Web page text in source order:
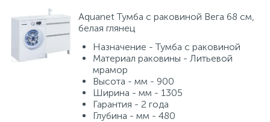
Aquanet Тумба с раковиной Вега 68 см,
белая глянец
Назначение - Тумба с раковиной
Материал раковины - Литьевой
мрамор
Высота - мм - 900
Ширина - мм - 1305
Гарантия - 2 года
Глубина - мм - 480